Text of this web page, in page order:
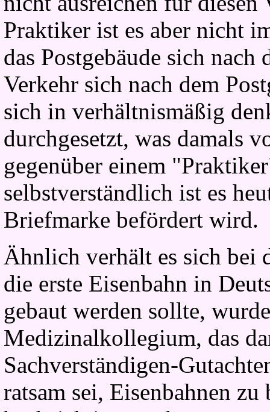
Praktiker ist es aber nicht
das Postgebäude sich
Verkehr sich nach dem
sich in verhältnismäßig
durchgesetzt, was damals
gegenüber einem
selbstverständlich ist es
Briefmarke befördert wird.
Ähnlich verhält es sich bei
die erste Eisenbahn in
gebaut werden sollte,
Medizinalkollegium, das
Sachverständigen-
ratsam sei, Eisenbahnen